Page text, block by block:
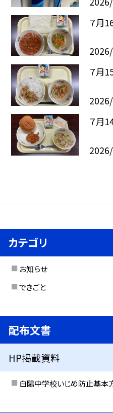
７月
７月
７月
カテゴリ
お知らせ
できごと
配布文書
HP掲載資料
白鷗中学校いじめ防止基本